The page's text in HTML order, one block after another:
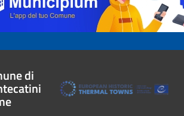
di